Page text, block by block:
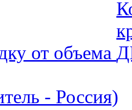
от объема
- Россия)